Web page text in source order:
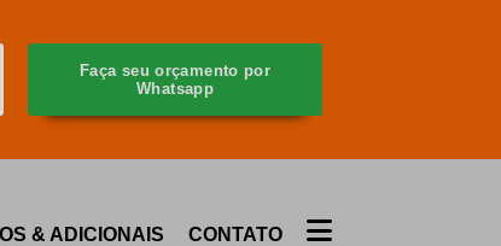
Faça seu orçamento por
Whatsapp
& ADICIONAIS CONTATO